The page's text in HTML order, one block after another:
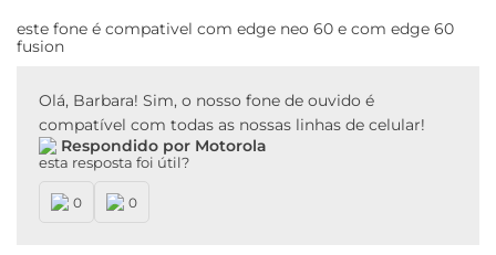
este fone é compativel com edge neo 60 e com edge 60
fusion
Olá, Barbara! Sim, o nosso fone de ouvido é
compatível com todas as nossas linhas de celular!
Respondido por Motorola
esta resposta foi útil?
0 0